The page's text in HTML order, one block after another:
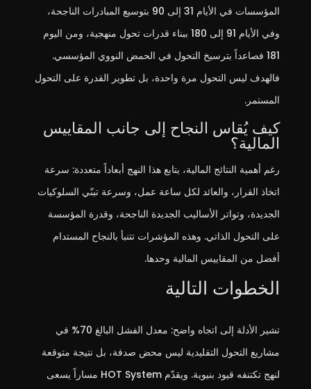
المؤسسات في الأيام 31 إلى 90 بتوسيع المبادرات الناجحة،
وفي الأيام 91 إلى 180 ببناء قدرات تحول منهجية، ومن اليوم
181 فصاعداً بترسيخ التحول في الحمض النووي المؤسسي.
فالهدف ليس التحول مرة واحدة، بل تطوير القدرة على التحول
المستمر.
كيف يُقاس النجاح إلى جانب المقاييس
المالية؟
رغم أهمية النتائج المالية، يتابع هذا النهج أبعاداً متعددة: سرعة
اتخاذ القرار، والعائد لكل ساعة عمل، وسرعة تبنّي السلوكيات
الجديدة، وتواتر الأساليب الجديدة الناجحة، وقدرة المؤسسة
على التحول الذاتي. وهذه المؤشرات تتنبأ بالنجاح المستدام
أفضل من المقاييس المالية وحدها.
الخطوات التالية
تشير الأدلة إلى اتجاه واضح: معدل الفشل البالغ 70% في
مشاريع التحول التقليدية ليس محض صدفة، بل نتيجة متوقعة
لنهج تكتنفه قيود بنيوية. ويقدّم HOT System مساراً يسعى